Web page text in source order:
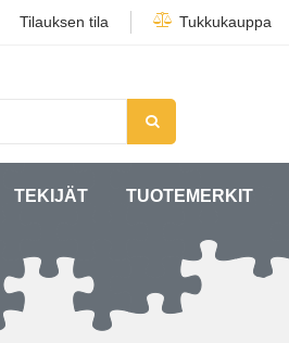
Tilauksen tila Tukkukauppa
TEKIJÄT TUOTEMERKIT